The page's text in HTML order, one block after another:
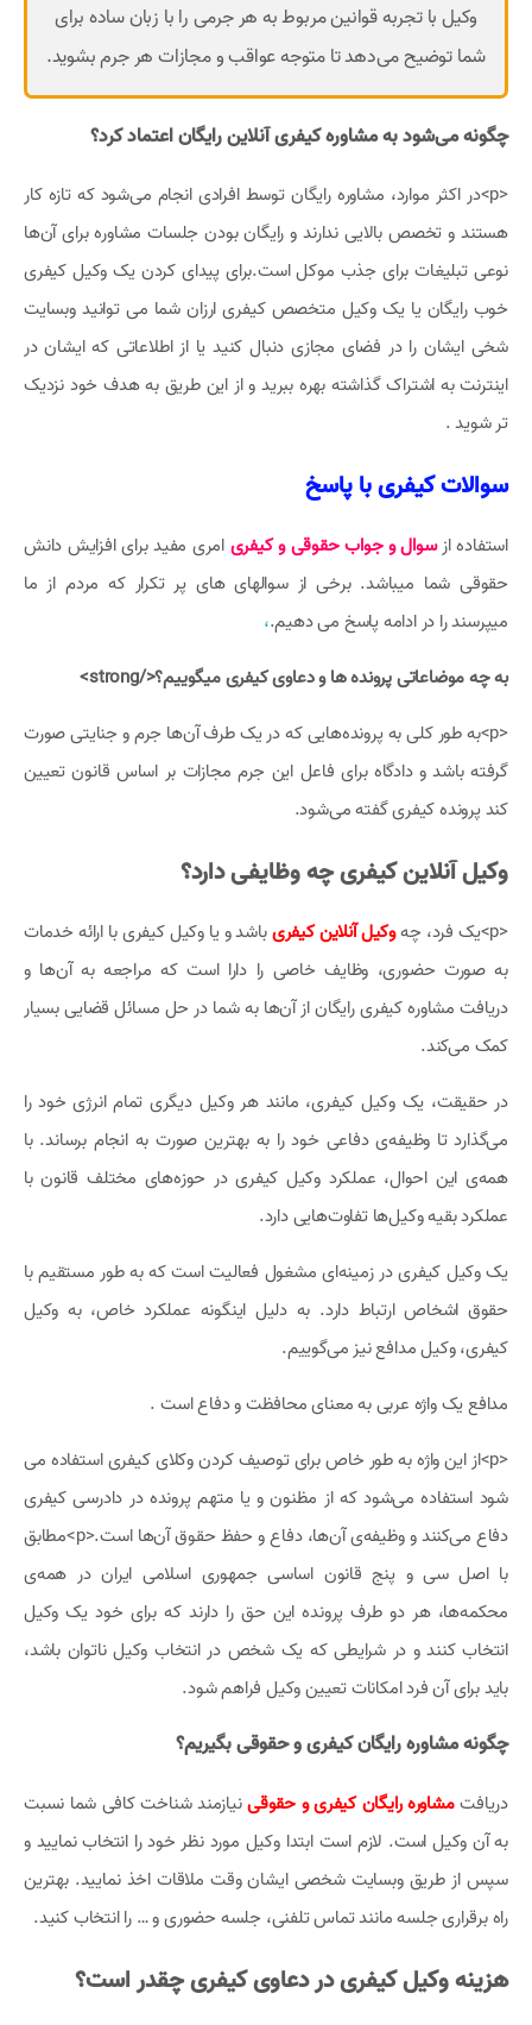
وکیل با تجربه قوانین مربوط به هر جرمی را با زبان ساده برای
شما توضیح می‌دهد تا متوجه عواقب و مجازات هر جرم بشوید.
چگونه می‌شود به مشاوره کیفری آنلاین رایگان اعتماد کرد؟
<p>در اکثر موارد، مشاوره رایگان توسط افرادی انجام می‌شود که تازه کار
هستند و تخصص بالایی ندارند و رایگان بودن جلسات مشاوره برای آن‌ها
نوعی تبلیغات برای جذب موکل است.برای پیدای کردن یک وکیل کیفری
خوب رایگان یا یک وکیل متخصص کیفری ارزان شما می توانید وبسایت
شخی ایشان را در فضای مجازی دنبال کنید یا از اطلاعاتی که ایشان در
اینترنت به اشتراک گذاشته بهره ببرید و از این طریق به هدف خود نزدیک
تر شوید .
سوالات کیفری با پاسخ
استفاده ازسوال و جواب حقوقی و کیفری امری مفید برای افزایش دانش
حقوقی شما میباشد. برخی از سوالهای های پر تکرار که مردم از ما
میپرسند را در ادامه پاسخ می دهیم.،
به چه موضاعاتی پرونده ها و دعاوی کیفری میگوییم؟</strong>
<p>به طور کلی به پرونده‌هایی که در یک طرف آن‌ها جرم و جنایتی صورت
گرفته باشد و دادگاه برای فاعل این جرم مجازات بر اساس قانون تعیین
کند پرونده کیفری گفته می‌شود.
وکیل آنلاین کیفری چه وظایفی دارد؟
<p>یک فرد، چه وکیل آنلاین کیفریباشد و یا وکیل کیفری با ارائه خدمات
به صورت حضوری، وظایف خاصی را دارا است که مراجعه به آن‌ها و
دریافت مشاوره کیفری رایگان از آن‌ها به شما در حل مسائل قضایی بسیار
کمک می‌کند.
در حقیقت، یک وکیل کیفری، مانند هر وکیل دیگری تمام انرژی خود را
می‌گذارد تا وظیفه‌ی دفاعی خود را به بهترین صورت به انجام برساند. با
همه‌ی این احوال، عملکرد وکیل کیفری در حوزه‌های مختلف قانون با
عملکرد بقیه وکیل‌ها تفاوت‌هایی دارد.
یک وکیل کیفری در زمینه‌ای مشغول فعالیت است که به طور مستقیم با
حقوق اشخاص ارتباط دارد. به دلیل اینگونه عملکرد خاص، به وکیل
کیفری، وکیل مدافع نیز می‌گوییم.
مدافع یک واژه عربی به معنای محافظت و دفاع است .
<p>از این واژه به طور خاص برای توصیف کردن وکلای کیفری استفاده می
شود استفاده می‌شود که از مظنون و یا متهم پرونده در دادرسی کیفری
دفاع می‌کنند و وظیفه‌ی آن‌ها، دفاع و حفظ حقوق آن‌ها است.<p>مطابق
با اصل سی و پنج قانون اساسی جمهوری اسلامی ایران در همه‌ی
محکمه‌ها، هر دو طرف پرونده این حق را دارند که برای خود یک وکیل
انتخاب کنند و در شرایطی که یک شخص در انتخاب وکیل ناتوان باشد،
باید برای آن فرد امکانات تعیین وکیل فراهم شود.
چگونه مشاوره رایگان کیفری و حقوقی بگیریم؟
دریافتمشاوره رایگان کیفری و حقوقینیازمند شناخت کافی شما نسبت
به آن وکیل است. لازم است ابتدا وکیل مورد نظر خود را انتخاب نمایید و
سپس از طریق وبسایت شخصی ایشان وقت ملاقات اخذ نمایید. بهترین
راه برقراری جلسه مانند تماس تلفنی، جلسه حضوری و … را انتخاب کنید.
هزینه وکیل کیفری در دعاوی کیفری چقدر است؟